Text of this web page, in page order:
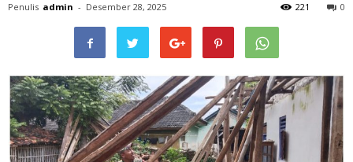
Penulis admin - Desember 28, 2025 0
221